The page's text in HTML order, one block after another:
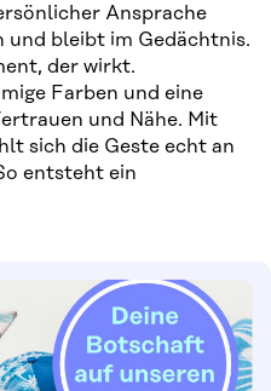
Ansprache
und bleibt im Gedächtnis.
der wirkt.
Farben und eine
und Nähe. Mit
sich die Geste echt an
entsteht ein